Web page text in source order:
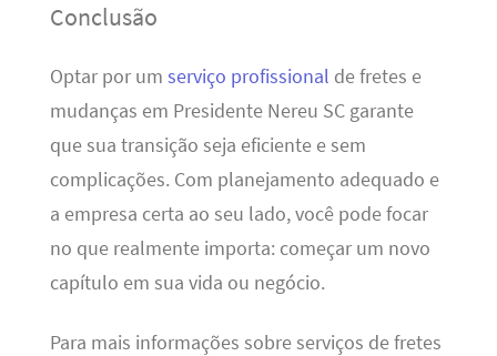
Conclusão
Optar por um serviço profissional de fretes e
mudanças em Presidente Nereu SC garante
que sua transição seja eficiente e sem
complicações. Com planejamento adequado e
a empresa certa ao seu lado, você pode focar
no que realmente importa: começar um novo
capítulo em sua vida ou negócio.
Para mais informações sobre serviços de fretes